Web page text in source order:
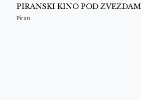
PIRANSKI KINO POD
Piran